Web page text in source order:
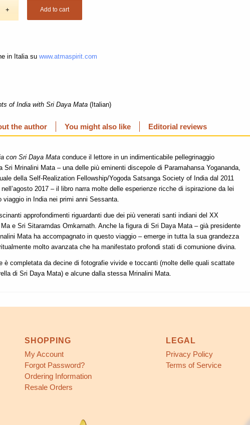
Add to cart
in Italia su www.atmaspirit.com
of India with Sri Daya Mata (Italian)
the author You might also like Editorial reviews
con Sri Daya Mata conduce il lettore in un indimenticabile pellegrinaggio
Sri Mrinalini Mata – una delle più eminenti discepole di Paramahansa Yogananda,
della Self-Realization Fellowship/Yogoda Satsanga Society of India dal 2011
2017 – il libro narra molte delle esperienze ricche di ispirazione da lei
viaggio in India nei primi anni Sessanta.
approfondimenti riguardanti due dei più venerati santi indiani del XX
e Sri Sitaramdas Omkarnath. Anche la figura di Sri Daya Mata – già presidente
Mata ha accompagnato in questo viaggio – emerge in tutta la sua grandezza
molto avanzata che ha manifestato profondi stati di comunione divina.
è completata da decine di fotografie vivide e toccanti (molte delle quali scattate
di Sri Daya Mata) e alcune dalla stessa Mrinalini Mata.
SHOPPING
My Account
Forgot Password?
Ordering Information
Resale Orders
LEGAL
Privacy Policy
Terms of Service